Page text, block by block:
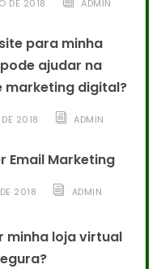
DE 2018 ADMIN
para minha
ajudar na
marketing digital?
2018 ADMIN
Email Marketing
2018 ADMIN
minha loja virtual